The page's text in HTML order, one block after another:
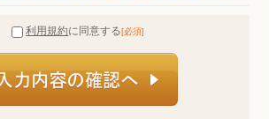
利用規約に同意する[必須]